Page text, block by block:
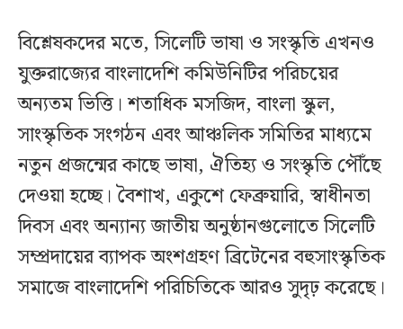
বিশ্লেষকদের মতে, সিলেটি ভাষা ও সংস্কৃতি এখনও
যুক্তরাজ্যের বাংলাদেশি কমিউনিটির পরিচয়ের
অন্যতম ভিত্তি। শতাধিক মসজিদ, বাংলা স্কুল,
সাংস্কৃতিক সংগঠন এবং আঞ্চলিক সমিতির মাধ্যমে
নতুন প্রজন্মের কাছে ভাষা, ঐতিহ্য ও সংস্কৃতি পৌঁছে
দেওয়া হচ্ছে। বৈশাখ, একুশে ফেব্রুয়ারি, স্বাধীনতা
দিবস এবং অন্যান্য জাতীয় অনুষ্ঠানগুলোতে সিলেটি
সম্প্রদায়ের ব্যাপক অংশগ্রহণ ব্রিটেনের বহুসাংস্কৃতিক
সমাজে বাংলাদেশি পরিচিতিকে আরও সুদৃঢ় করেছে।